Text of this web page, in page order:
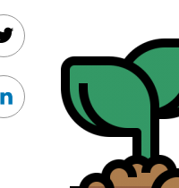
Twitter
Linkedin